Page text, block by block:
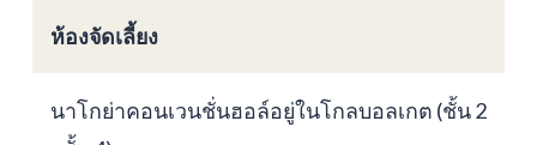
ห้องจัดเลี้ยง
นาโกย่าคอนเวนชั่นฮอล์อยู่ในโกลบอลเกต (ชั้น 2